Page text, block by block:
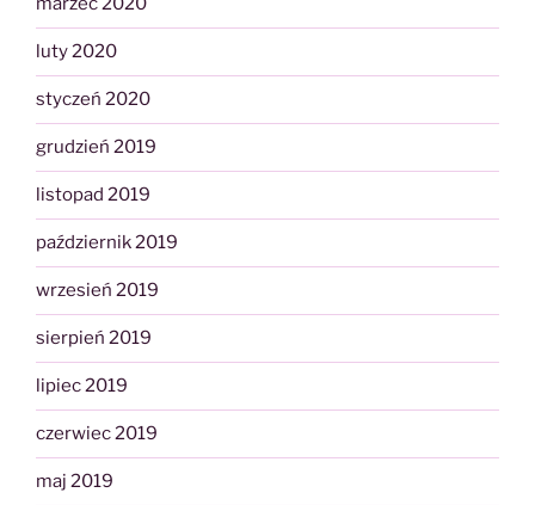
luty 2020
styczeń 2020
grudzień 2019
listopad 2019
październik 2019
wrzesień 2019
sierpień 2019
lipiec 2019
czerwiec 2019
maj 2019